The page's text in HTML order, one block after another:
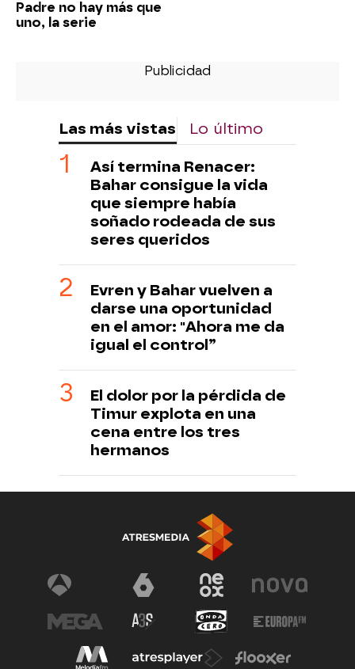
Padre no hay más que
uno, la serie
Las más vistas Lo último
Así termina Renacer:
Bahar consigue la vida
que siempre había
soñado rodeada de sus
seres queridos
Evren y Bahar vuelven a
darse una oportunidad
en el amor: "Ahora me da
igual el control”
El dolor por la pérdida de
Timur explota en una
cena entre los tres
hermanos